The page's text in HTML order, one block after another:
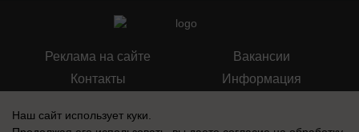
Реклама на сайте
Контакты
Вакансии
Информация
Наш сайт использует куки.